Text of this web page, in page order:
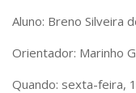
Aluno: Breno Silveira
Orientador: Marinho
Quando: sexta-feira,